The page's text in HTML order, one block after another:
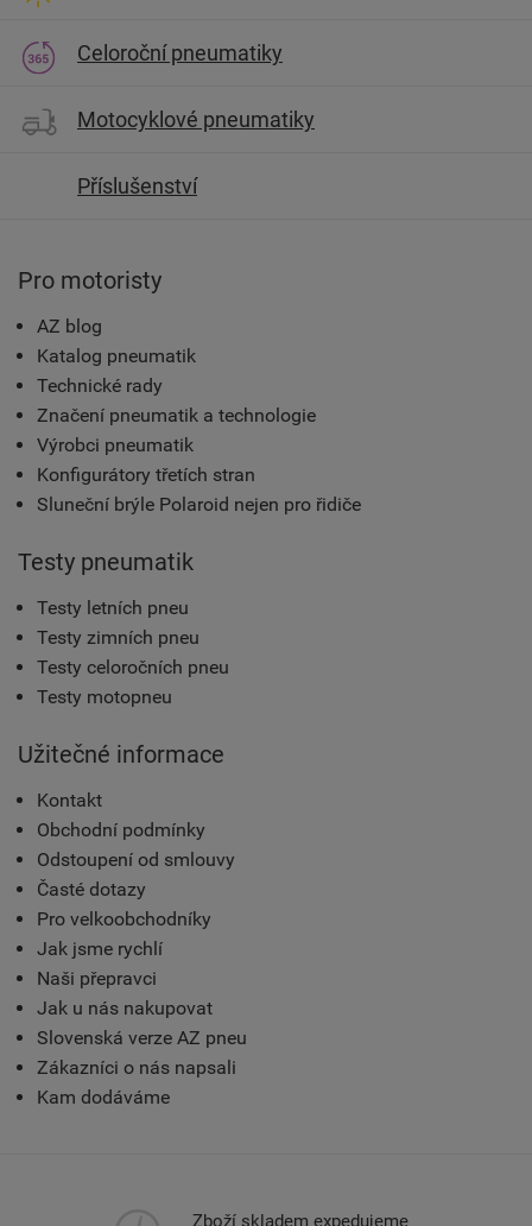
Celoroční pneumatiky
Motocyklové pneumatiky
Příslušenství
Pro motoristy
AZ blog
Katalog pneumatik
Technické rady
Značení pneumatik a technologie
Výrobci pneumatik
Konfigurátory třetích stran
Sluneční brýle Polaroid nejen pro řidiče
Testy pneumatik
Testy letních pneu
Testy zimních pneu
Testy celoročních pneu
Testy motopneu
Užitečné informace
Kontakt
Obchodní podmínky
Odstoupení od smlouvy
Časté dotazy
Pro velkoobchodníky
Jak jsme rychlí
Naši přepravci
Jak u nás nakupovat
Slovenská verze AZ pneu
Zákazníci o nás napsali
Kam dodáváme
Zboží skladem expedujeme